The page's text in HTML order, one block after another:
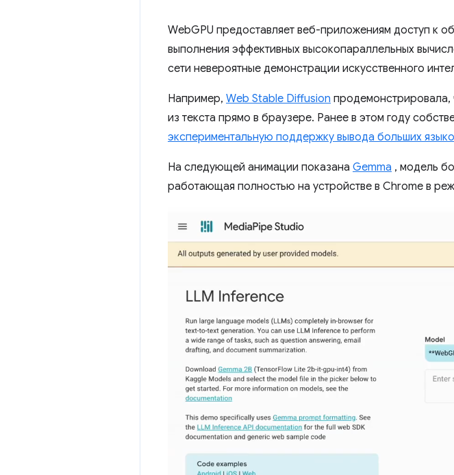
WebGPU предоставляет веб-приложениям доступ к
выполнения эффективных высокопараллельных
сети невероятные демонстрации искусственного
Например, Web Stable Diffusion продемонстрировала,
из текста прямо в браузере. Ранее в этом году
экспериментальную поддержку вывода больших
На следующей анимации показана Gemma , модель
работающая полностью на устройстве в Chrome в